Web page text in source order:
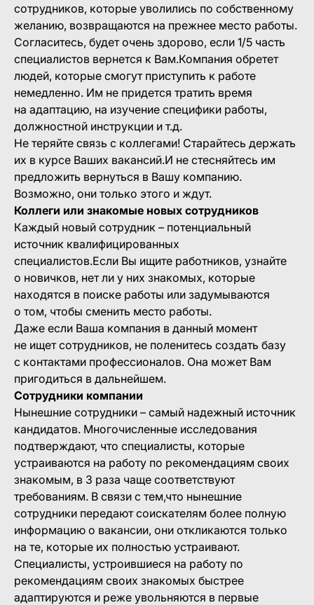
сотрудников, которые уволились по собственному
желанию, возвращаются на прежнее место работы.
Согласитесь, будет очень здорово, если 1/5 часть
специалистов вернется к Вам.Компания обретет
людей, которые смогут приступить к работе
немедленно. Им не придется тратить время
на адаптацию, на изучение специфики работы,
должностной инструкции и т.д.
Не теряйте связь с коллегами! Старайтесь держать
их в курсе Ваших вакансий.И не стесняйтесь им
предложить вернуться в Вашу компанию.
Возможно, они только этого и ждут.
Коллеги или знакомые новых сотрудников
Каждый новый сотрудник – потенциальный
источник квалифицированных
специалистов.Если Вы ищите работников, узнайте
о новичков, нет ли у них знакомых, которые
находятся в поиске работы или задумываются
о том, чтобы сменить место работы.
Даже если Ваша компания в данный момент
не ищет сотрудников, не поленитесь создать базу
с контактами профессионалов. Она может Вам
пригодиться в дальнейшем.
Сотрудники компании
Нынешние сотрудники – самый надежный источник
кандидатов. Многочисленные исследования
подтверждают, что специалисты, которые
устраиваются на работу по рекомендациям своих
знакомым, в 3 раза чаще соответствуют
требованиям. В связи с тем,что нынешние
сотрудники передают соискателям более полную
информацию о вакансии, они откликаются только
на те, которые их полностью устраивают.
Специалисты, устроившиеся на работу по
рекомендациям своих знакомых быстрее
адаптируются и реже увольняются в первые